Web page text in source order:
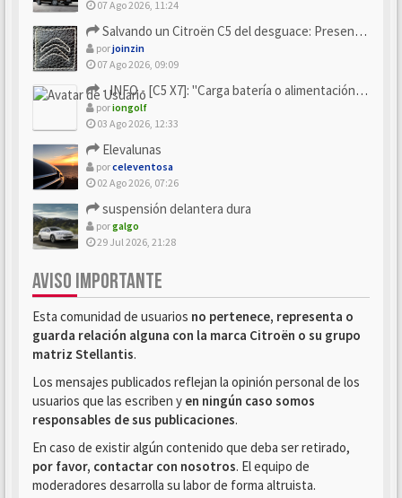
07 Ago 2026, 11:24
Salvando un Citroën C5 del desguace: Presentación y seguimiento
porjoinzin
07 Ago 2026, 09:09
- INFO - [C5 X7]: "Carga batería o alimentación eléctri...
poriongolf
03 Ago 2026, 12:33
Elevalunas
porceleventosa
02 Ago 2026, 07:26
suspensión delantera dura
porgalgo
29 Jul 2026, 21:28
AVISO IMPORTANTE
Esta comunidad de usuarios no pertenece, representa o
guarda relación alguna con la marca Citroën o su grupo
matriz Stellantis.
Los mensajes publicados reflejan la opinión personal de los
usuarios que las escriben y en ningún caso somos
responsables de sus publicaciones.
En caso de existir algún contenido que deba ser retirado,
por favor, contactar con nosotros. El equipo de
moderadores desarrolla su labor de forma altruista.